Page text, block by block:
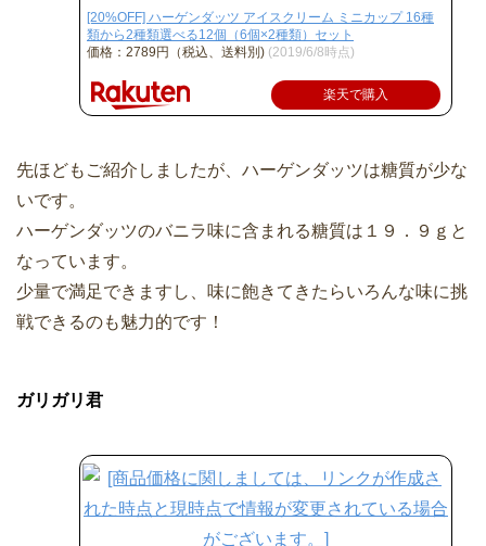
[20%OFF] ハーゲンダッツ アイスクリーム ミニカップ 16種
類から2種類選べる12個（6個×2種類）セット
価格：2789円（税込、送料別) (2019/6/8時点)
楽天で購入
先ほどもご紹介しましたが、ハーゲンダッツは糖質が少な
いです。
ハーゲンダッツのバニラ味に含まれる糖質は１９．９ｇと
なっています。
少量で満足できますし、味に飽きてきたらいろんな味に挑
戦できるのも魅力的です！
ガリガリ君